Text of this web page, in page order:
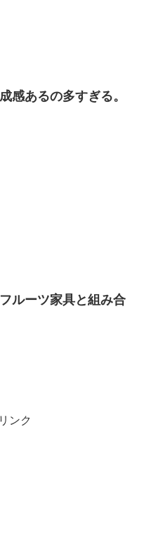
感あるの多すぎる。
ルーツ家具と組み合
ンク